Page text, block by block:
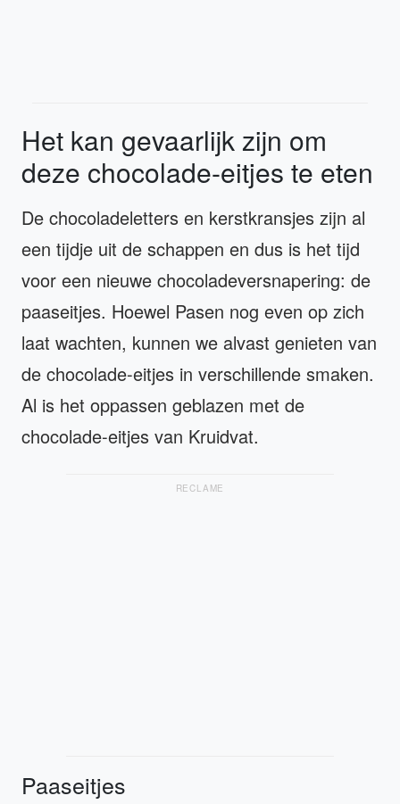
Het kan gevaarlijk zijn om
deze chocolade-eitjes te eten
De chocoladeletters en kerstkransjes zijn al
een tijdje uit de schappen en dus is het tijd
voor een nieuwe chocoladeversnapering: de
paaseitjes. Hoewel Pasen nog even op zich
laat wachten, kunnen we alvast genieten van
de chocolade-eitjes in verschillende smaken.
Al is het oppassen geblazen met de
chocolade-eitjes van Kruidvat.
RECLAME
Paaseitjes